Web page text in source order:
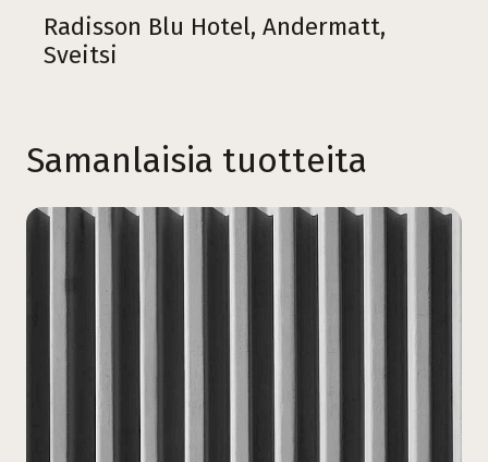
Radisson Blu Hotel, Andermatt,
Sveitsi
Samanlaisia tuotteita